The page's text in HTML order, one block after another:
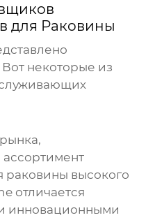
для Раковины
некоторые из
раковины высокого
отличается
инновационными